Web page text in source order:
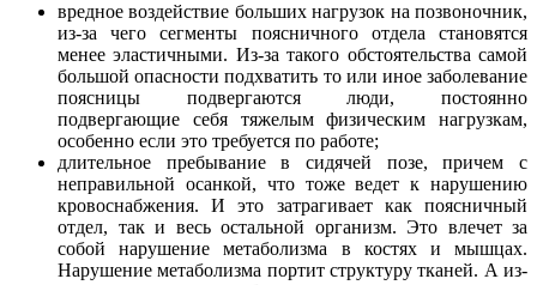
вредное воздействие больших нагрузок на позвоночник,
из-за чего сегменты поясничного отдела становятся
менее эластичными. Из-за такого обстоятельства самой
большой опасности подхватить то или иное заболевание
поясницы подвергаются люди, постоянно
подвергающие себя тяжелым физическим нагрузкам,
особенно если это требуется по работе;
длительное пребывание в сидячей позе, причем с
неправильной осанкой, что тоже ведет к нарушению
кровоснабжения. И это затрагивает как поясничный
отдел, так и весь остальной организм. Это влечет за
собой нарушение метаболизма в костях и мышцах.
Нарушение метаболизма портит структуру тканей. А из-